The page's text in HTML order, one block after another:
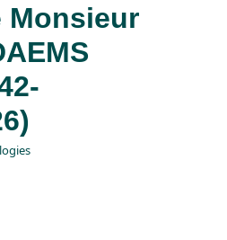
Monsieur